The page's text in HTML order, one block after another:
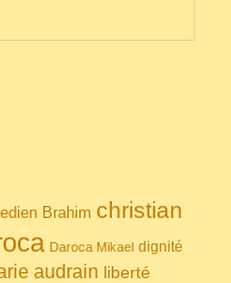
Brahim christian
Daroca Mikael dignité
audrain liberté